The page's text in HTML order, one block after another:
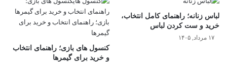
لباس زنانه؛ راهنمای کامل انتخاب،
خرید و ست کردن لباس
۱۷ مرداد, ۱۴۰۵
کنسول های بازی؛ راهنمای انتخاب
و خرید برای گیمرها